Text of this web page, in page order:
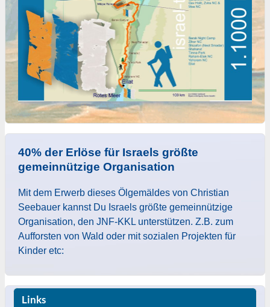
40% der Erlöse für Israels größte
gemeinnützige Organisation
Mit dem Erwerb dieses Ölgemäldes von Christian
Seebauer kannst Du Israels größte gemeinnützige
Organisation, den JNF-KKL unterstützen. Z.B. zum
Aufforsten von Wald oder mit sozialen Projekten für
Kinder etc:
Links